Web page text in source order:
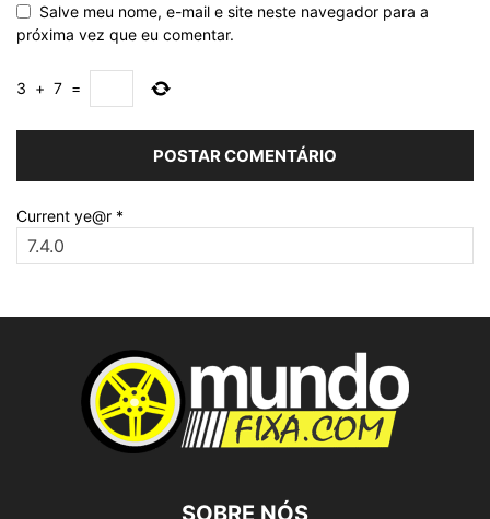
Salve meu nome, e-mail e site neste navegador para a
próxima vez que eu comentar.
3 + 7 =
Current ye@r *
SOBRE NÓS